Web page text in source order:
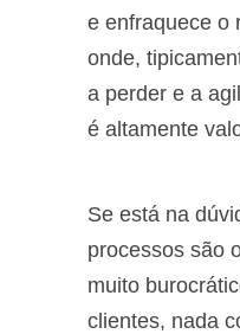
e enfraquece o
onde,
a perder e a
é altamente
Se está na
processos são
muito
clientes, nada